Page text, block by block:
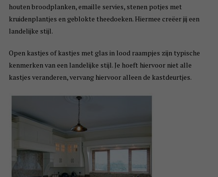
houten broodplanken, emaille servies, stenen potjes met
kruidenplantjes en geblokte theedoeken. Hiermee creëer jij een
landelijke stijl.
Open kastjes of kastjes met glas in lood raampjes zijn typische
kenmerken van een landelijke stijl. Je hoeft hiervoor niet alle
kastjes veranderen, vervang hiervoor alleen de kastdeurtjes.